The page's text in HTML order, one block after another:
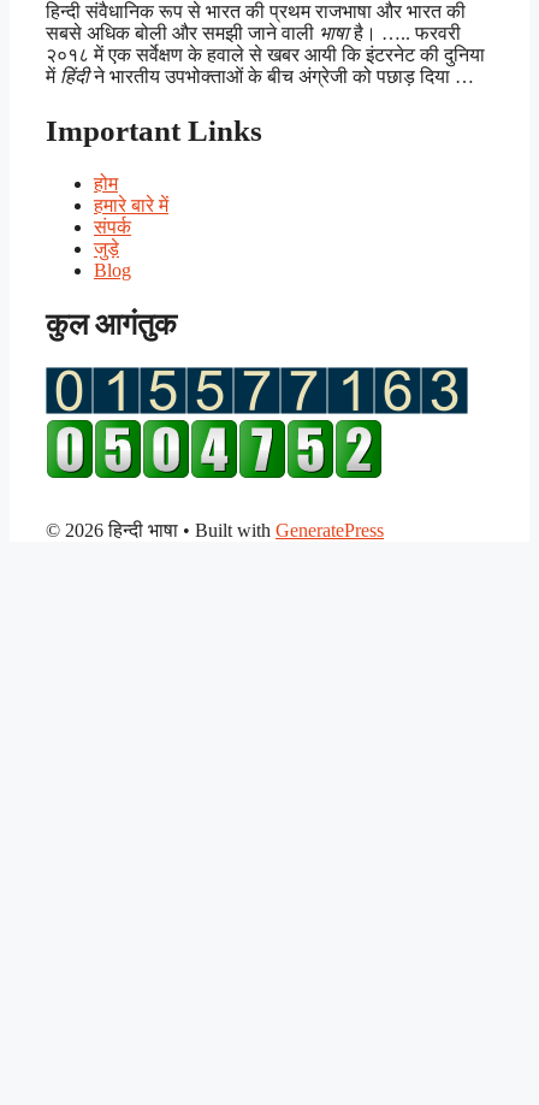
हिन्दी संवैधानिक रूप से भारत की प्रथम राजभाषा और भारत की
सबसे अधिक बोली और समझी जाने वाली भाषाहै। ….. फरवरी
२०१८ में एक सर्वेक्षण के हवाले से खबर आयी कि इंटरनेट की दुनिया
में हिंदीने भारतीय उपभोक्ताओं के बीच अंग्रेजी को पछाड़ दिया …
Important Links
होम
हमारे बारे में
संपर्क
जुड़े
Blog
कुल आगंतुक
© 2026 हिन्दी भाषा • Built with GeneratePress